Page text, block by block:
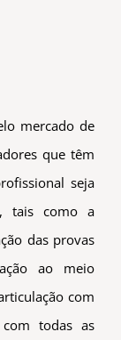
mercado de
que têm
seja
tais como a
das provas
ao meio
com
todas as